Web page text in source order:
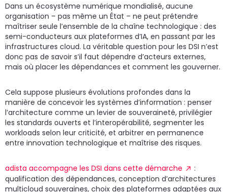
Dans un écosystème numérique mondialisé, aucune
organisation – pas même un État – ne peut prétendre
maîtriser seule l’ensemble de la chaîne technologique : des
semi-conducteurs aux plateformes d’IA, en passant par les
infrastructures cloud. La véritable question pour les DSI n’est
donc pas de savoir s’il faut dépendre d’acteurs externes,
mais où placer les dépendances et comment les gouverner.
Cela suppose plusieurs évolutions profondes dans la
manière de concevoir les systèmes d’information : penser
l’architecture comme un levier de souveraineté, privilégier
les standards ouverts et l’interopérabilité, segmenter les
workloads selon leur criticité, et arbitrer en permanence
entre innovation technologique et maîtrise des risques.
adista accompagne les DSI dans cette démarche
:
qualification des dépendances, conception d’architectures
multicloud souveraines, choix des plateformes adaptées aux